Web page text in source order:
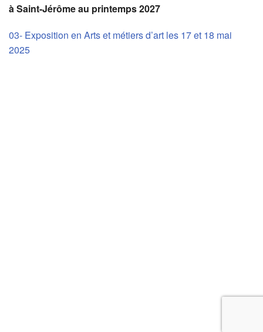
à Saint-Jérôme au printemps 2027
03- Exposition en Arts et métiers d’art les 17 et 18 mai
2025